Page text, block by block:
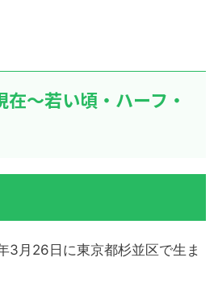
～若い頃・ハーフ・
3月26日に東京都杉並区で生ま